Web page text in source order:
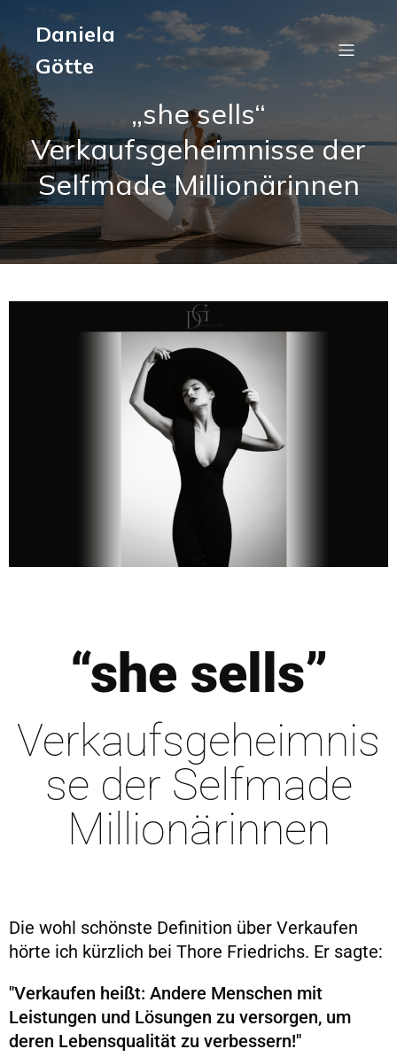
Daniela
Götte
„she sells“
Verkaufsgeheimnisse der
Selfmade Millionärinnen
“she sells”
Verkaufsgeheimnis
se der Selfmade
Millionärinnen
Die wohl schönste Definition über Verkaufen
hörte ich kürzlich bei Thore Friedrichs. Er sagte:
"Verkaufen heißt: Andere Menschen mit
Leistungen und Lösungen zu versorgen, um
deren Lebensqualität zu verbessern!"